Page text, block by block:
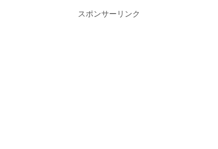
スポンサーリンク